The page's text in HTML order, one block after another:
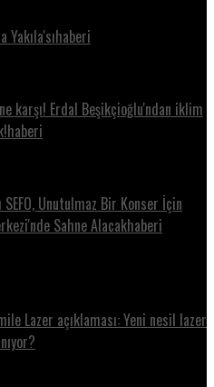
Yakıla'sıhaberi
karşı! Erdal Beşikçioğlu'ndan iklim
SEFO, Unutulmaz Bir Konser İçin
Sahne Alacakhaberi
Lazer açıklaması: Yeni nesil lazer